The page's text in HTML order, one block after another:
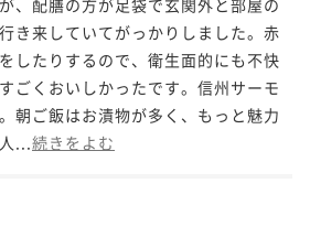
き来していてがっかりしました。赤
したりするので、衛生面的にも不快
ごくおいしかったです。信州サーモ
朝ご飯はお漬物が多く、もっと魅力
... 続きをよむ